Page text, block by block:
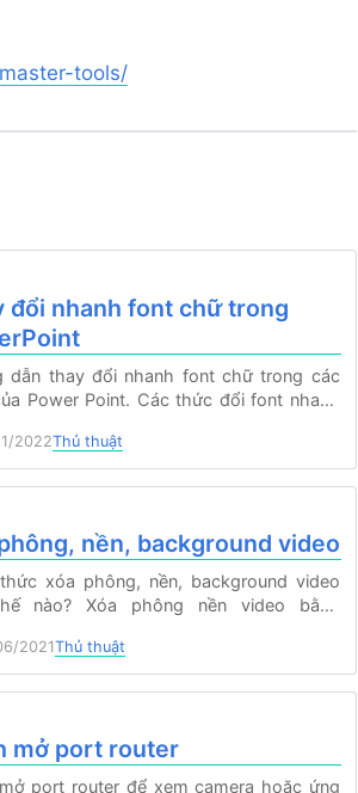
tools/
đổi nhanh font chữ trong
dẫn thay đổi nhanh font chữ trong các
Power Point. Các thức đổi font nhanh
2022Thủ thuật
nền, background video
xóa phông, nền, background video
nào? Xóa phông nền video bằng
2021Thủ thuật
mở port router
port router để xem camera hoặc ứng